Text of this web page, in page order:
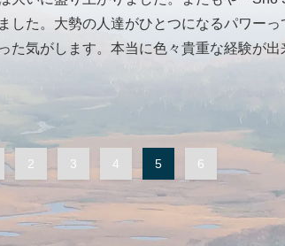
した。大勢の人達がひとつになるパワー
た気がします。本当に色々貴重な経験が出
2 3 4 5 6